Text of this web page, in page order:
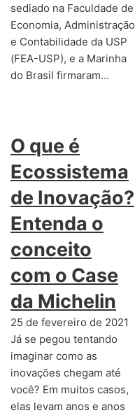
sediado na Faculdade de
Economia, Administração
e Contabilidade da USP
(FEA-USP), e a Marinha
do Brasil firmaram…
O que é
Ecossistema
de Inovação?
Entenda o
conceito
com o Case
da Michelin
25 de fevereiro de 2021
Já se pegou tentando
imaginar como as
inovações chegam até
você? Em muitos casos,
elas levam anos e anos